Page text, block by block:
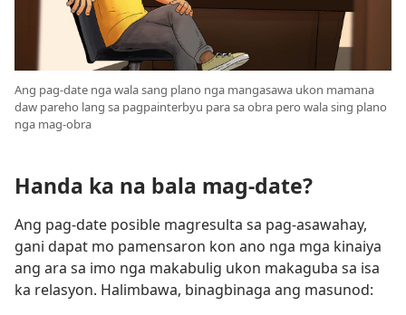
Ang pag-date nga wala sang plano nga mangasawa ukon mamana
daw pareho lang sa pagpainterbyu para sa obra pero wala sing plano
nga mag-obra
Handa ka na bala mag-date?
Ang pag-date posible magresulta sa pag-asawahay,
gani dapat mo pamensaron kon ano nga mga kinaiya
ang ara sa imo nga makabulig ukon makaguba sa isa
ka relasyon. Halimbawa, binagbinaga ang masunod: